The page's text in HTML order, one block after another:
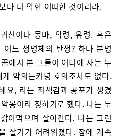
다 더 악한 어떠한 것이리라.
신이나 몽마, 악령, 유령. 혹은
느 생명체의 탄생? 하나 분명
에서 본 그들이 어디에 사는 누
악의는커녕 호의조차도 없다.
요, 라는 죄책감과 공포가 생겼
몽이라 칭하기로 했다. 나는 누
아먹으며 살아간다. 나는 그런
살기가 어려워졌다. 잠에 계속